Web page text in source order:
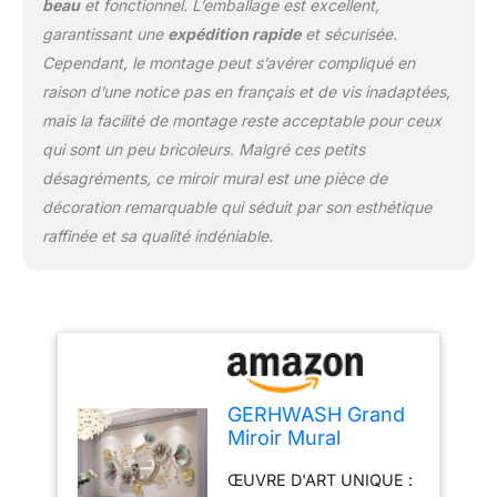
saisissant VERRE
BISEAUTÉ : les miroirs de
décoration murale sont
fabriqués en verre de
une image claire qui offre
la meilleure expérience
visuelle. Faites de ce
décor de miroir mural le
salon, le miroir de la
chambre, la cuisine, le
bureau, le bureau, le
porche, le dortoir, le
boutique, la salle de
beauet fonctionnel. L’emballage est excellent,
garantissant une expédition rapideet sécurisée.
Cependant, le montage peut s’avérer compliqué en
raison d’une notice pas en français et de vis inadaptées,
mais la facilité de montage reste acceptable pour ceux
qui sont un peu bricoleurs. Malgré ces petits
désagréments, ce miroir mural est une pièce de
décoration remarquable qui séduit par son esthétique
raffinée et sa qualité indéniable.
GERHWASH Grand
Miroir Mural
Metal 118×68cm
ŒUVRE D'ART UNIQUE :